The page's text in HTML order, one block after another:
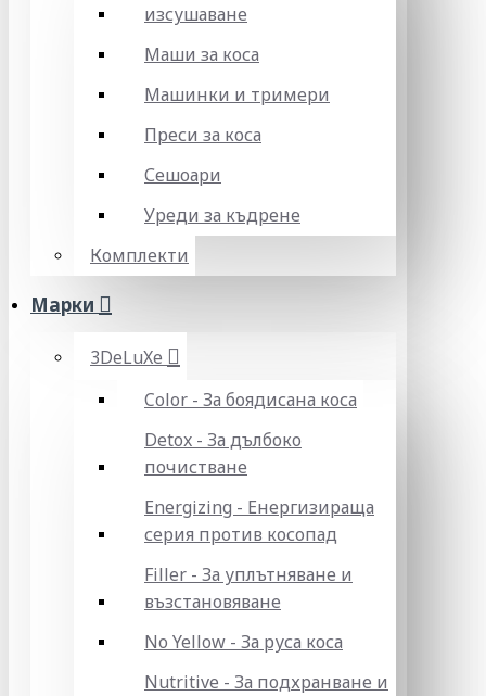
изсушаване
Маши за коса
Машинки и тримери
Преси за коса
Сешоари
Уреди за къдрене
Комплекти
Марки
3DeLuXe
Color - За боядисана коса
Detox - За дълбоко
почистване
Energizing - Енергизираща
серия против косопад
Filler - За уплътняване и
възстановяване
No Yellow - За руса коса
Nutritive - За подхранване и